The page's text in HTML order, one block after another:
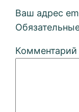
Ваш адрес
Комментарий